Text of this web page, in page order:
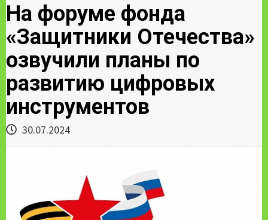
На форуме фонда
«Защитники Отечества»
озвучили планы по
развитию цифровых
инструментов
30.07.2024